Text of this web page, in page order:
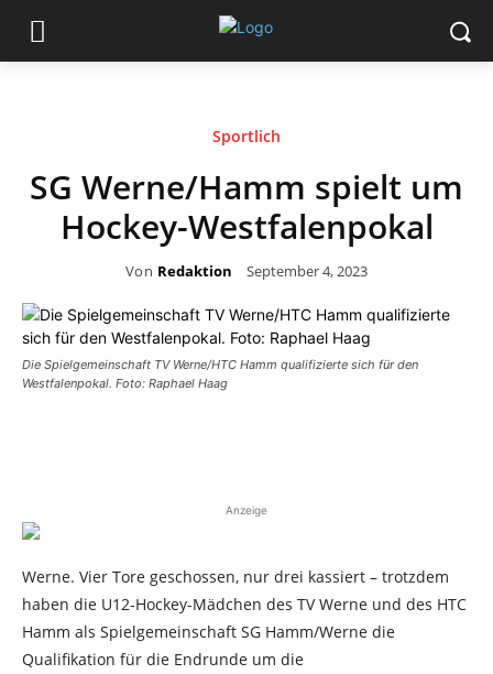
Sportlich
SG Werne/Hamm spielt um
Hockey-Westfalenpokal
Von Redaktion September 4, 2023
Die Spielgemeinschaft TV Werne/HTC Hamm qualifizierte sich für den
Westfalenpokal. Foto: Raphael Haag
Anzeige
Werne. Vier Tore geschossen, nur drei kassiert – trotzdem
haben die U12-Hockey-Mädchen des TV Werne und des HTC
Hamm als Spielgemeinschaft SG Hamm/Werne die
Qualifikation für die Endrunde um die